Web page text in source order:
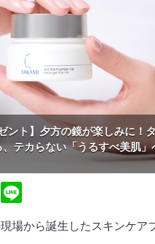
ント】夕方の鏡が楽しみに！
、テカらない「うるすべ美肌」
場から誕生したスキンケア